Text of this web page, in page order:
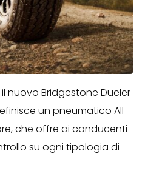
nuovo Bridgestone Dueler
un pneumatico All
che offre ai conducenti
su ogni tipologia di